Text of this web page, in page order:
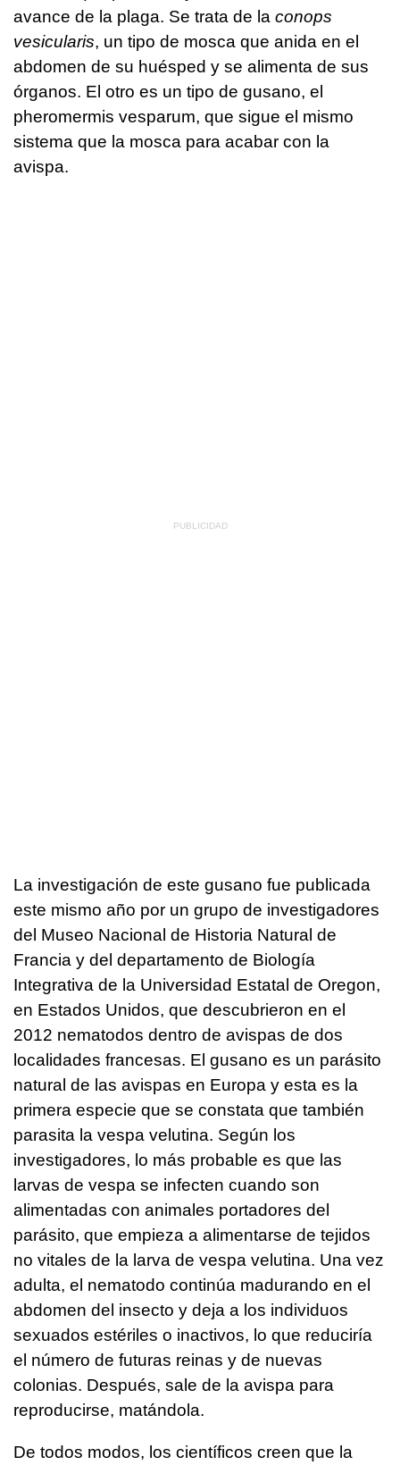
avance de la plaga. Se trata de la conops
vesicularis, un tipo de mosca que anida en el
abdomen de su huésped y se alimenta de sus
órganos. El otro es un tipo de gusano, el
pheromermis vesparum, que sigue el mismo
sistema que la mosca para acabar con la
avispa.
La investigación de este gusano fue publicada
este mismo año por un grupo de investigadores
del Museo Nacional de Historia Natural de
Francia y del departamento de Biología
Integrativa de la Universidad Estatal de Oregon,
en Estados Unidos, que descubrieron en el
2012 nematodos dentro de avispas de dos
localidades francesas. El gusano es un parásito
natural de las avispas en Europa y esta es la
primera especie que se constata que también
parasita la vespa velutina. Según los
investigadores, lo más probable es que las
larvas de vespa se infecten cuando son
alimentadas con animales portadores del
parásito, que empieza a alimentarse de tejidos
no vitales de la larva de vespa velutina. Una vez
adulta, el nematodo continúa madurando en el
abdomen del insecto y deja a los individuos
sexuados estériles o inactivos, lo que reduciría
el número de futuras reinas y de nuevas
colonias. Después, sale de la avispa para
reproducirse, matándola.
De todos modos, los científicos creen que la